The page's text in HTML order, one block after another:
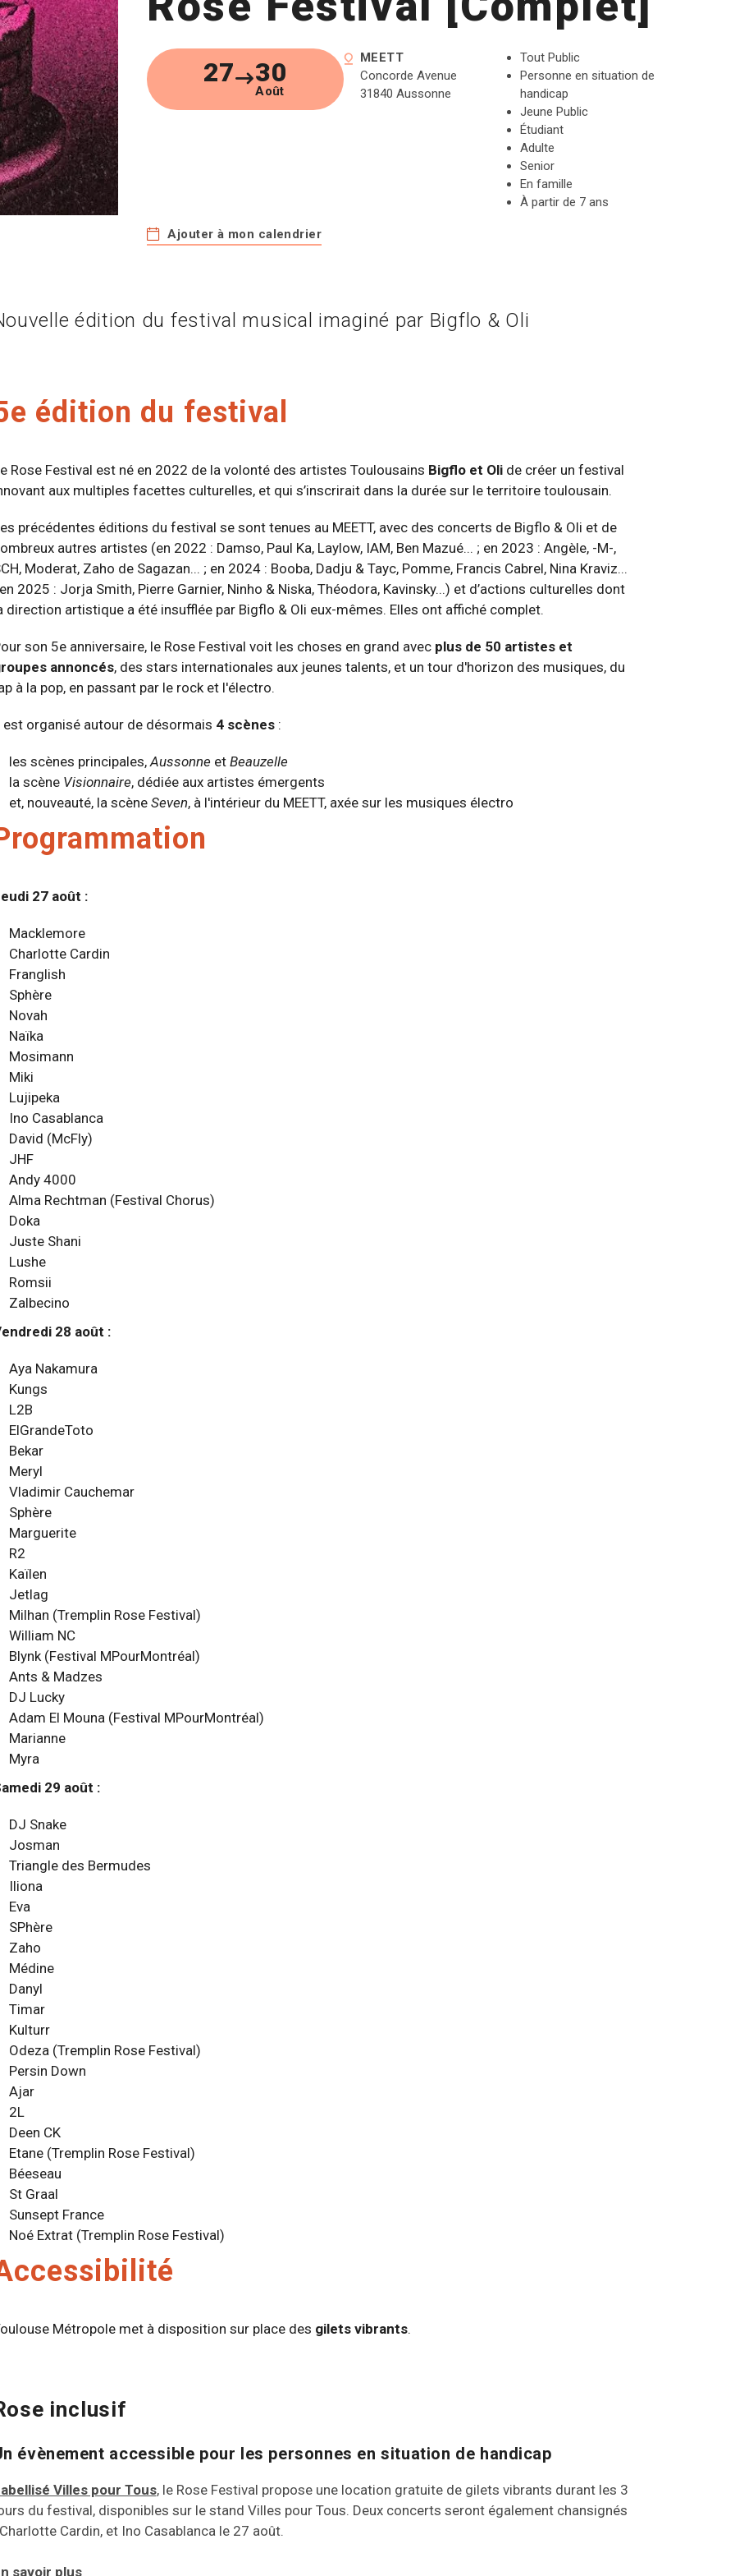
27 30
Août
MEETT
Concorde Avenue
31840 Aussonne
Tout Public
Personne en situation de
handicap
Jeune Public
Étudiant
Adulte
Senior
En famille
À partir de 7 ans
Ajouter à mon calendrier
édition du festival musical imaginé par Bigflo & Oli
édition du festival
Rose Festival est né en 2022 de la volonté des artistes Toulousains Bigflo et Olide créer un festival
aux multiples facettes culturelles, et qui s’inscrirait dans la durée sur le territoire toulousain.
précédentes éditions du festival se sont tenues au MEETT, avec des concerts de Bigflo & Oli et de
autres artistes (en 2022 : Damso, Paul Ka, Laylow, IAM, Ben Mazué... ; en 2023 : Angèle, -M-,
Moderat, Zaho de Sagazan... ; en 2024 : Booba, Dadju & Tayc, Pomme, Francis Cabrel, Nina Kraviz...
2025 : Jorja Smith, Pierre Garnier, Ninho & Niska, Théodora, Kavinsky...) et d’actions culturelles dont
direction artistique a été insufflée par Bigflo & Oli eux-mêmes. Elles ont affiché complet.
son 5e anniversaire, le Rose Festival voit les choses en grand avec plus de 50 artistes et
annoncés, des stars internationales aux jeunes talents, et un tour d'horizon des musiques, du
à la pop, en passant par le rock et l'électro.
est organisé autour de désormais 4 scènes:
les scènes principales,Aussonne et Beauzelle
la scène Visionnaire, dédiée aux artistes émergents
et, nouveauté, la scène Seven, à l'intérieur du MEETT, axée sur les musiques électro
27 août :
Macklemore
Charlotte Cardin
Franglish
Sphère
Novah
Naïka
Mosimann
Miki
Lujipeka
Ino Casablanca
David (McFly)
JHF
Andy 4000
Alma Rechtman (Festival Chorus)
Doka
Juste Shani
Lushe
Romsii
Zalbecino
28 août :
Aya Nakamura
Kungs
L2B
ElGrandeToto
Bekar
Meryl
Vladimir Cauchemar
Sphère
Marguerite
R2
Kaïlen
Jetlag
Milhan (Tremplin Rose Festival)
William NC
Blynk (Festival MPourMontréal)
Ants & Madzes
DJ Lucky
Adam El Mouna (Festival MPourMontréal)
Marianne
Myra
29 août :
DJ Snake
Josman
Triangle des Bermudes
Iliona
Eva
SPhère
Zaho
Médine
Danyl
Timar
Kulturr
Odeza (Tremplin Rose Festival)
Persin Down
Ajar
2L
Deen CK
Etane (Tremplin Rose Festival)
Béeseau
St Graal
Sunsept France
Noé Extrat (Tremplin Rose Festival)
Métropole met à disposition sur place des gilets vibrants.
inclusif
évènement accessible pour les personnes en situation de handicap
Villes pour Tous, le Rose Festival propose une location gratuite de gilets vibrants durant les 3
du festival, disponibles sur le stand Villes pour Tous. Deux concerts seront également chansignés
Cardin, et Ino Casablanca le 27 août.
savoir plus